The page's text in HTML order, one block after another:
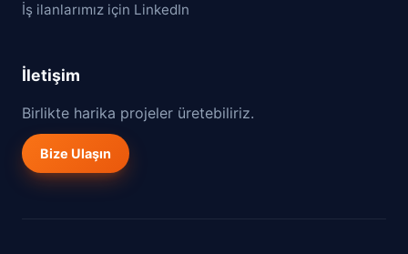
İş ilanlarımız için LinkedIn
İletişim
Birlikte harika projeler üretebiliriz.
Bize Ulaşın